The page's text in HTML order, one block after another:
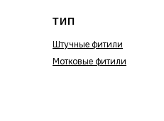
ТИП
Штучные фитили
Мотковые фитили